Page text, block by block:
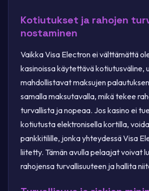
Kotiutukset ja rahojen
nostaminen
Vaikka Visa Electron ei välttämättä
kasinoissa käytettävä kotiutusväline,
mahdollistavat maksujen
samalla maksutavalla, mikä tekee
turvallista ja nopeaa. Jos kasino ei
kotiutusta elektronisella kortilla,
pankkitilille, jonka yhteydessä Visa
liitetty. Tämän avulla pelaajat voivat
rahojensa turvallisuuteen ja hallita